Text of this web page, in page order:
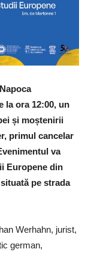
la ora 12:00, un
și moștenirii
primul cancelar
va
Europene din
pe strada
Werhahn, jurist,
german,